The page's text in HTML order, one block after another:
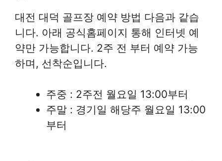
대전 대덕 골프장 예약 방법 다음과 같습
니다. 아래 공식홈페이지 통해 인터넷 예
약만 가능합니다. 2주 전 부터 예약 가능
하며, 선착순입니다.
주중 : 2주전 월요일 13:00부터
주말 : 경기일 해당주 월요일 13:00
부터